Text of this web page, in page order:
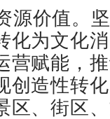
价值。坚
化为文化
营赋能，
创造性转
区、街区